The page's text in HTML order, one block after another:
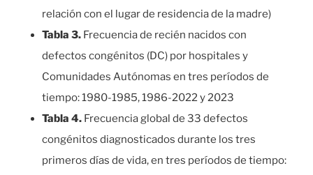
relación con el lugar de residencia de la madre)
Tabla 3. Frecuencia de recién nacidos con
defectos congénitos (DC) por hospitales y
Comunidades Autónomas en tres períodos de
tiempo: 1980-1985, 1986-2022 y 2023
Tabla 4. Frecuencia global de 33 defectos
congénitos diagnosticados durante los tres
primeros días de vida, en tres períodos de tiempo: